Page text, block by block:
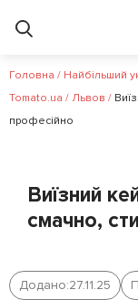
Головна / Найбільший
Tomato.ua / Львов /
професійно
Виїзний
смачно,
Додано:27.11.25